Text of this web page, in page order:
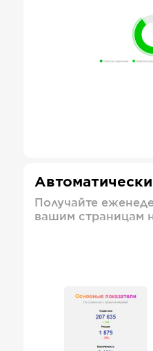
Получайте
вашим страницам